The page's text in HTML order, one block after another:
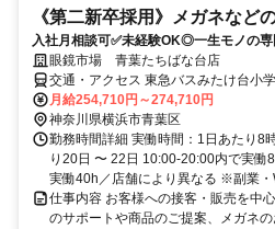
《第二新卒採用》メガネなど
入社月相談可✅未経験OK◎一生モノの
眼鏡市場 青葉たちばな台店
交通・アクセス 東急バスみたけ台小
月給254,710円～274,710円
神奈川県横浜市青葉区
勤務時間詳細 実働時間：1日あたり8
り20日 〜 22日 10:00-20:00内で実
実働40h／店舗により異なる ※副業・
仕事内容 お客様への接客・販売を中
のサポートや商品のご提案、メガネ